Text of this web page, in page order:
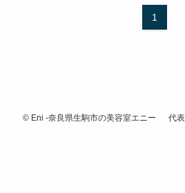
1
© Eni -奈良県生駒市の美容室エニー 代